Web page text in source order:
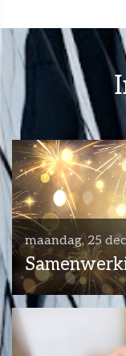
maandag, 25